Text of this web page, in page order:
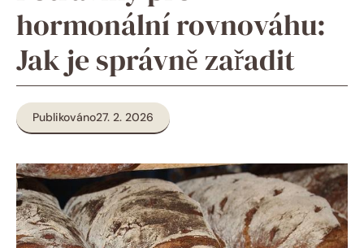
hormonální rovnováhu:
Jak je správně zařadit
Publikováno27. 2. 2026